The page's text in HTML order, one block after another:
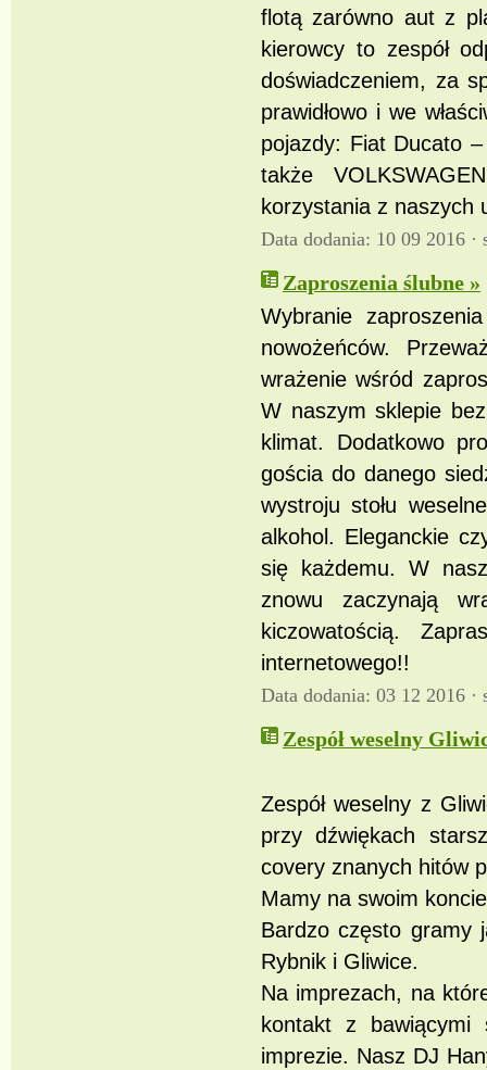
flotą zarówno aut z
kierowcy to zespół
doświadczeniem, za
prawidłowo i we
pojazdy: Fiat Ducato
także
korzystania z naszych
Data dodania: 10 09 2016 ·
Zaproszenia ślubne »
Wybranie
nowożeńców.
wrażenie wśród
W naszym sklepie
klimat. Dodatkowo
gościa do danego
wystroju stołu
alkohol. Eleganckie
się każdemu. W
znowu zaczynają
kiczowatością.
internetowego!!
Data dodania: 03 12 2016 ·
Zespół weselny
Zespół weselny z
przy dźwiękach
covery znanych hitów
Mamy na swoim
Bardzo często gramy
Rybnik i Gliwice.
Na imprezach, na
kontakt z bawiącymi
imprezie. Nasz DJ